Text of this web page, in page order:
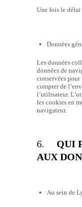
Une fois le délai
Données
Les données
données de
conservées
compter de
l’utilisateur.
les cookies en
navigateur.
6. QUI
AUX
Au sein de